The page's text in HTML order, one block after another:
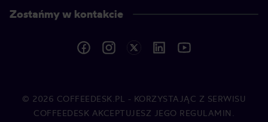
Zostańmy w kontakcie
© 2026 COFFEEDESK.PL
- KORZYSTAJĄC Z SERWISU
COFFEEDESK AKCEPTUJESZ JEGO REGULAMIN.